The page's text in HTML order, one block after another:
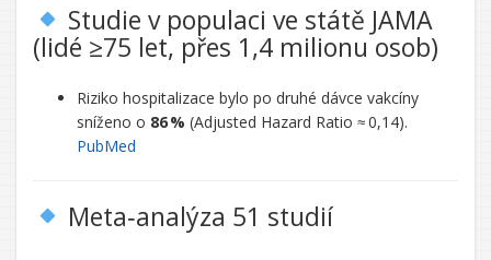
Studie v populaci ve státě JAMA
(lidé ≥75 let, přes 1,4 milionu osob)
Riziko hospitalizace bylo po druhé dávce vakcíny
sníženo o 86 % (Adjusted Hazard Ratio ≈ 0,14).
PubMed
Meta‑analýza 51 studií